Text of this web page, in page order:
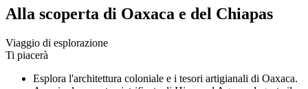
Alla scoperta di Oaxaca e del Chiapas
Viaggio di esplorazione
Ti piacerà
Esplora l'architettura coloniale e i tesori artigianali di Oaxaca.